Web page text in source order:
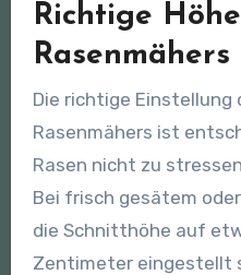
Richtige
Die richtige Einstellung
Rasenmähers ist
Rasen nicht zu
Bei frisch gesätem
die Schnitthöhe auf
Zentimeter eingestellt